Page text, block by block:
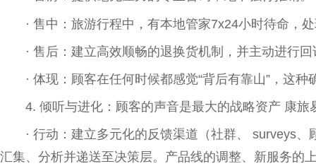
· 售中：旅游行程中，有本地管家7x24小时待命，
· 售后：建立高效顺畅的退换货机制，并主动进行
· 体现：顾客在任何时候都感觉“背后有靠山”，这种
4. 倾听与进化：顾客的声音是最大的战略资产 康
· 行动：建立多元化的反馈渠道（社群、 surveys
汇集、分析并递送至决策层。产品线的调整、新服务的